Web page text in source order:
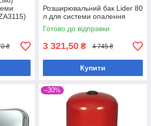
₴
Розширювальний бак Lider 80
л для системи опалення
Готово до відправки
3 321,50 ₴ 4 745 ₴
Купити
–30%